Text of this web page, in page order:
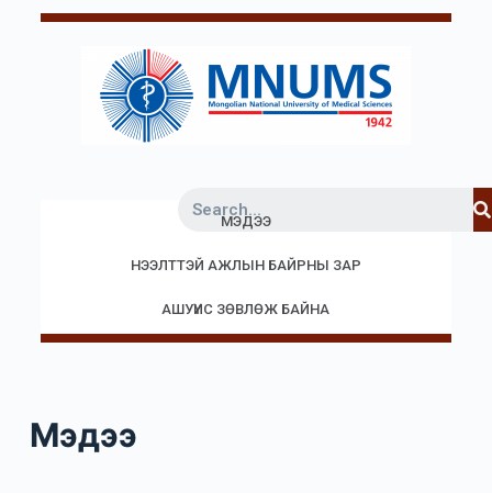
МЭДЭЭ
НЭЭЛТТЭЙ АЖЛЫН БАЙРНЫ ЗАР
АШУҮИС ЗӨВЛӨЖ БАЙНА
Мэдээ